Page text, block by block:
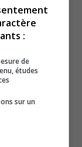
de
Lafleur-
certains
le tour de
sociaux,
que ce soit
:
de
études
sur un